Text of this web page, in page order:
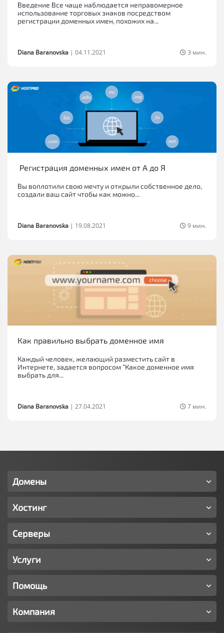
Введение Все чаще наблюдается неправомерное
использование торговых знаков посредством
регистрации доменных имен, похожих на...
Diana Baranovska | 04.11.2021 3 мин.
Регистрация доменных имен от А до Я
Вы воплотили свою мечту и открыли собственное дело,
создали ваш сайт чтобы как можно...
Diana Baranovska | 19.08.2021 9 мин.
Как правильно выбрать доменное имя
Каждый человек, желающий разместить сайт в
Интернете, задается вопросом “Какое доменное имя
выбрать для...
Diana Baranovska | 27.04.2021 7 мин.
Домены
Хостинг
Серверы
Услуги
Помощь
Компания